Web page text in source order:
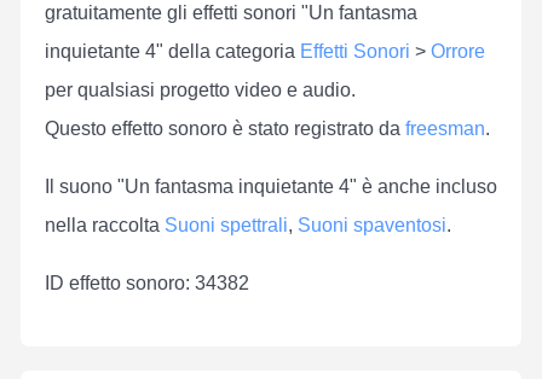
gratuitamente gli effetti sonori "Un fantasma
inquietante 4" della categoria Effetti Sonori > Orrore
per qualsiasi progetto video e audio.
Questo effetto sonoro è stato registrato da freesman.
Il suono "Un fantasma inquietante 4" è anche incluso
nella raccolta Suoni spettrali, Suoni spaventosi.
ID effetto sonoro: 34382